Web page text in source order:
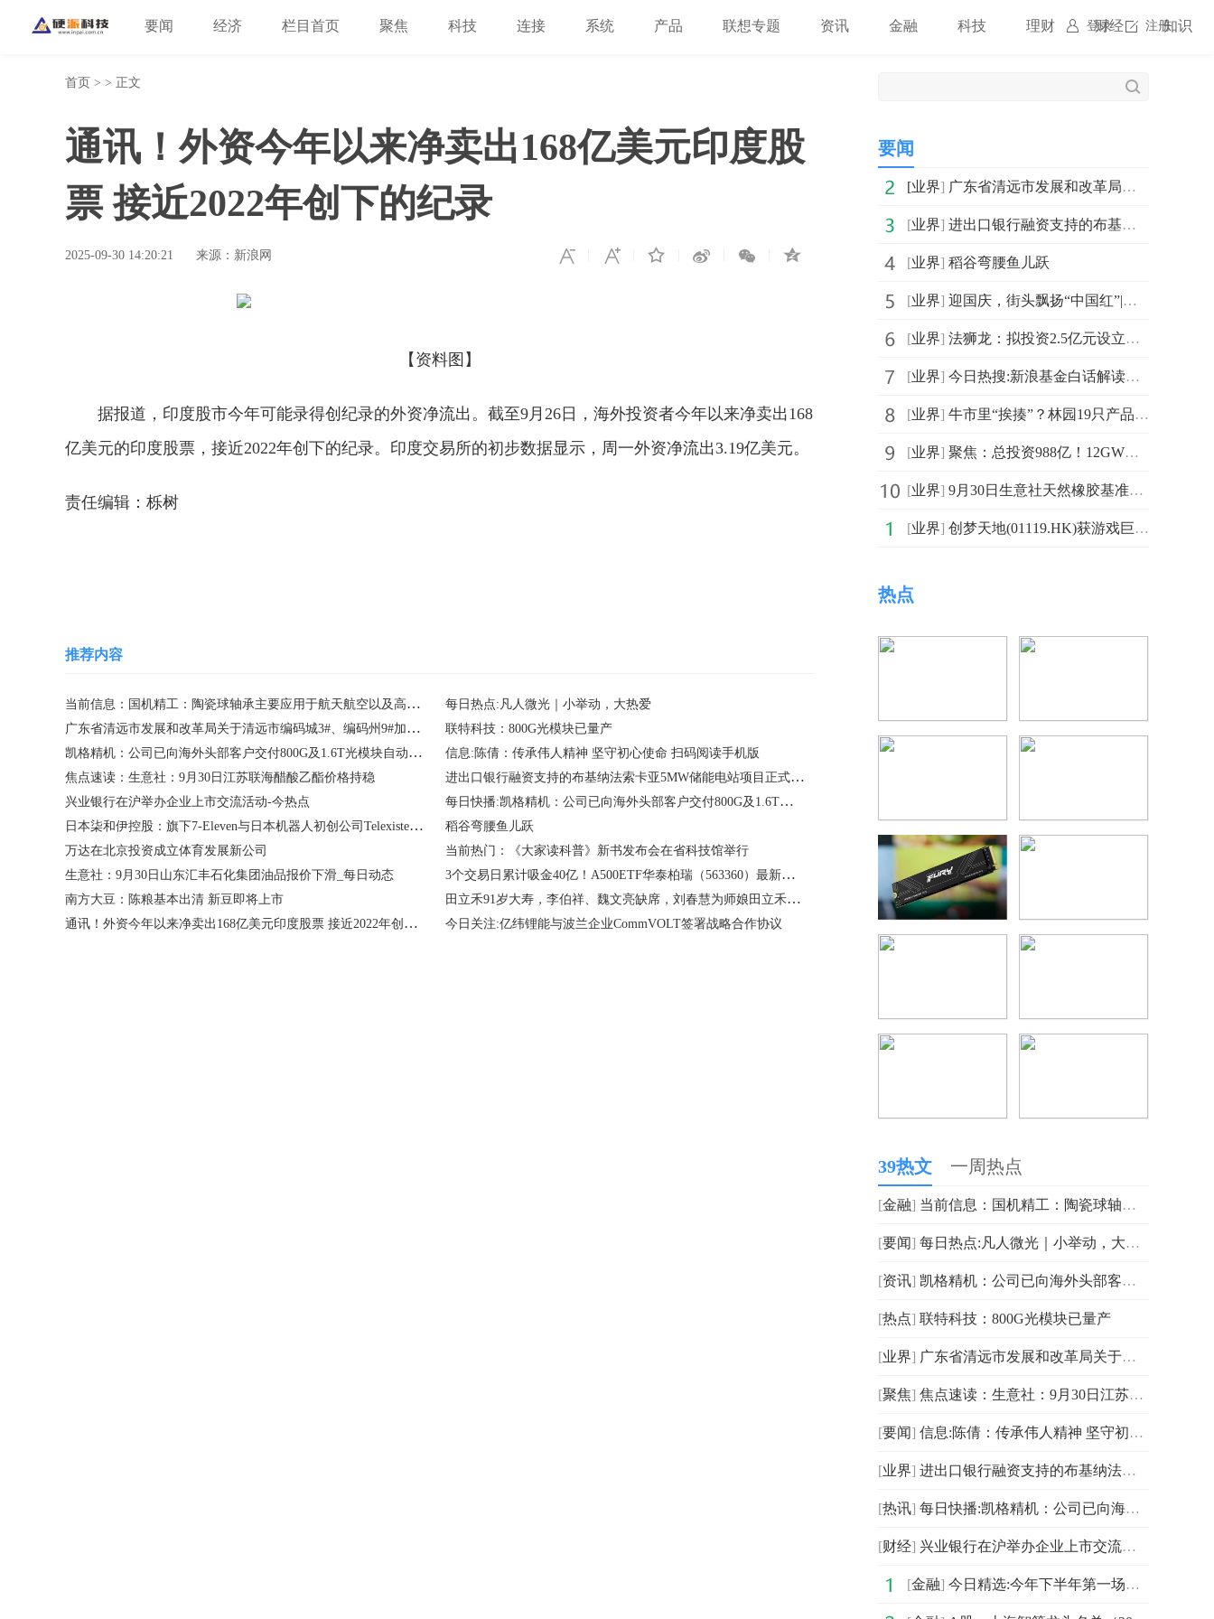
登录 注册
要闻 经济 栏目首页 聚焦 科技 连接 系统 产品 联想专题 资讯 金融 科技 理财 财经 知识
首页 > > 正文
通讯！外资今年以来净卖出168亿美元印度股
票 接近2022年创下的纪录
2025-09-30 14:20:21 来源：新浪网
【资料图】
据报道，印度股市今年可能录得创纪录的外资净流出。截至9月26日，海外投资者今年以来净卖出168
亿美元的印度股票，接近2022年创下的纪录。印度交易所的初步数据显示，周一外资净流出3.19亿美元。
责任编辑：栎树
推荐内容
当前信息：国机精工：陶瓷球轴承主要应用于航天航空以及高速机床等领域 每日热点:凡人微光｜小举动，大热爱
广东省清远市发展和改革局关于清远市编码城3#、编码州9#加油站扩建规划确认的批复 联特科技：800G光模块已量产
凯格精机：公司已向海外头部客户交付800G及1.6T光模块自动化组装产品
信息:陈倩：传承伟人精神 坚守初心使命 扫码阅读手机版
焦点速读：生意社：9月30日江苏联海醋酸乙酯价格持稳
进出口银行融资支持的布基纳法索卡亚5MW储能电站项目正式开工_每日热门
兴业银行在沪举办企业上市交流活动-今热点
每日快播:凯格精机：公司已向海外头部客户交付800G及1.6T光模块自动化组装产品
日本柒和伊控股：旗下7-Eleven与日本机器人初创公司Telexistence达成合作
稻谷弯腰鱼儿跃
万达在北京投资成立体育发展新公司
当前热门：《大家读科普》新书发布会在省科技馆举行
生意社：9月30日山东汇丰石化集团油品报价下滑_每日动态
3个交易日累计吸金40亿！A500ETF华泰柏瑞（563360）最新规模突破270亿元，位居同类首位|即时焦点
南方大豆：陈粮基本出清 新豆即将上市
田立禾91岁大寿，李伯祥、魏文亮缺席，刘春慧为师娘田立禾祝寿
通讯！外资今年以来净卖出168亿美元印度股票 接近2022年创下的纪录
今日关注:亿纬锂能与波兰企业CommVOLT签署战略合作协议
要闻
[业界] 广东省清远市发展和改革局关于清远市编码城3#、编码州9#加油站扩建规划确认的批复
[业界] 进出口银行融资支持的布基纳法索卡亚5MW储能电站项目正式开工_每日热门
[业界] 稻谷弯腰鱼儿跃
[业界] 迎国庆，街头飘扬“中国红”|视讯
[业界] 法狮龙：拟投资2.5亿元设立AI科技子公司
[业界] 今日热搜:新浪基金白话解读《推动公募基金高质量发展行动方案》系列之七：降费“红包”来袭
[业界] 牛市里“挨揍”？林园19只产品全跑输沪深300，6 只还亏了 当前资讯
[业界] 聚焦：总投资988亿！12GW沙戈荒风、光大基地全面开工
[业界] 9月30日生意社天然橡胶基准价为14775.00元/吨_热点评
[业界] 创梦天地(01119.HK)获游戏巨头Playrix注资1.83亿港元抵特许权费，另总筹7661万港元加码游戏运营 每日播报
热点
39热文 一周热点
[金融] 当前信息：国机精工：陶瓷球轴承主要应用于航天航空以及高速机床等领域
[要闻] 每日热点:凡人微光｜小举动，大热爱
[资讯] 凯格精机：公司已向海外头部客户交付800G及1.6T光模块自动化组装产品
[热点] 联特科技：800G光模块已量产
[业界] 广东省清远市发展和改革局关于清远市编码城3#、编码州9#加油站扩建规划确认的批复
[聚焦] 焦点速读：生意社：9月30日江苏联海醋酸乙酯价格持稳
[要闻] 信息:陈倩：传承伟人精神 坚守初心使命 扫码阅读手机版
[业界] 进出口银行融资支持的布基纳法索卡亚5MW储能电站项目正式开工_每日热门
[热讯] 每日快播:凯格精机：公司已向海外头部客户交付800G及1.6T光模块自动化组装产品
[财经] 兴业银行在沪举办企业上市交流活动-今热点
[金融] 今日精选:今年下半年第一场大范围冷空气来袭 北方气温将创新低